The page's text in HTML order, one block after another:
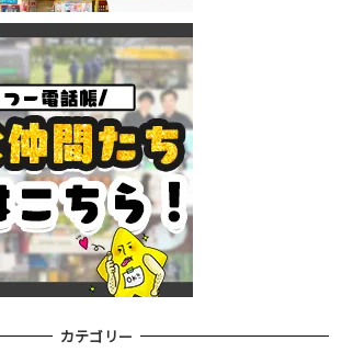
カテゴリー